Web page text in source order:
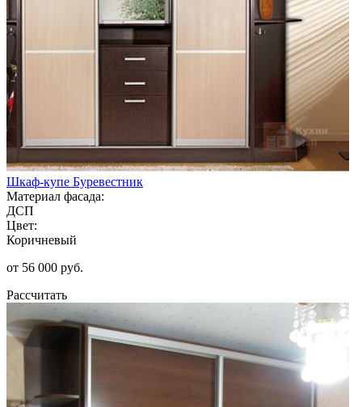
Шкаф-купе Буревестник
Материал фасада:
ДСП
Цвет:
Коричневый
от 56 000 руб.
Рассчитать